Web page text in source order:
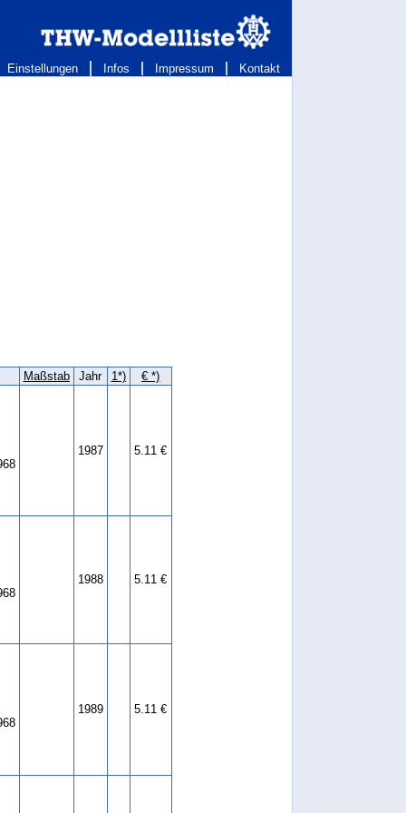
Infos Impressum Kontakt
Maßstab Jahr 1*) € *)
1987 5.11 €
1988 5.11 €
1989 5.11 €